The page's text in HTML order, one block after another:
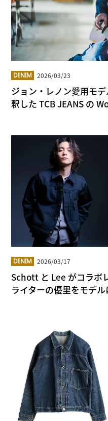
DENIM 2026/03/23
ジョン・レノン愛用モ
釈した TCB JEANS の
DENIM 2026/03/17
Schott と Lee がコラボ
ライターの優里をモデ